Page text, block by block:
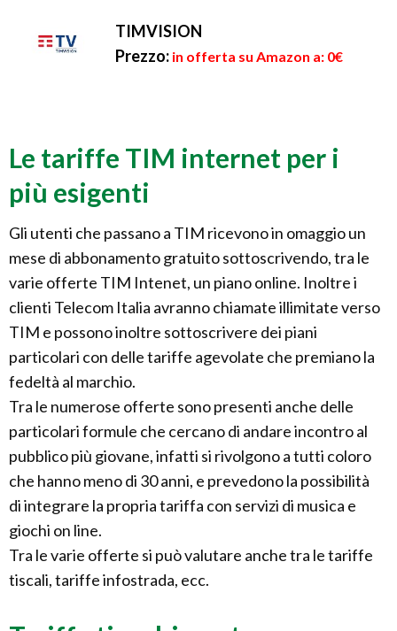
TIMVISION
Prezzo: in offerta su Amazon a: 0€
Le tariffe TIM internet per i
più esigenti
Gli utenti che passano a TIM ricevono in omaggio un
mese di abbonamento gratuito sottoscrivendo, tra le
varie offerte TIM Intenet, un piano online. Inoltre i
clienti Telecom Italia avranno chiamate illimitate verso
TIM e possono inoltre sottoscrivere dei piani
particolari con delle tariffe agevolate che premiano la
fedeltà al marchio.
Tra le numerose offerte sono presenti anche delle
particolari formule che cercano di andare incontro al
pubblico più giovane, infatti si rivolgono a tutti coloro
che hanno meno di 30 anni, e prevedono la possibilità
di integrare la propria tariffa con servizi di musica e
giochi on line.
Tra le varie offerte si può valutare anche tra le tariffe
tiscali, tariffe infostrada, ecc.